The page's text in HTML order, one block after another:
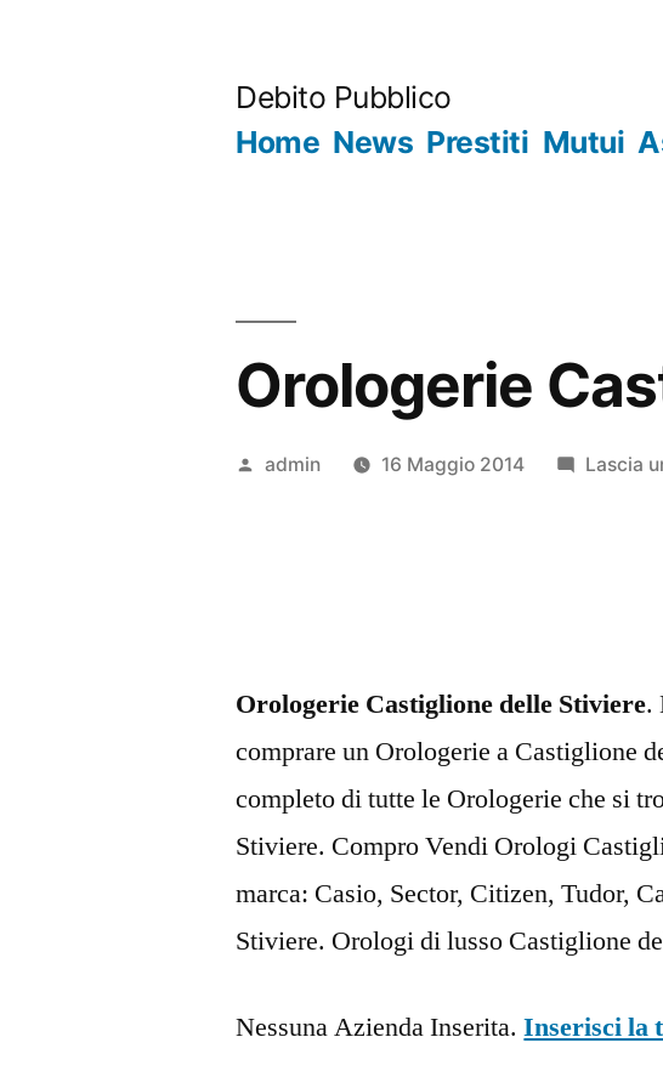
Debito Pubblico
Home News Prestiti Mutui
Orologerie
Pubblicato
admin 16 Maggio 2014 Lascia
Orologerie Castiglione delle Stiviere.
comprare un Orologerie a Castiglione
completo di tutte le Orologerie che si
Stiviere. Compro Vendi Orologi
marca: Casio, Sector, Citizen, Tudor,
Stiviere. Orologi di lusso Castiglione
Nessuna Azienda Inserita. Inserisci la